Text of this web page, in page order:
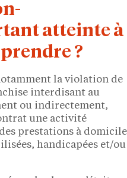
atteinte à
?
la violation de
interdisant au
ou indirectement,
une activité
prestations à domicile
handicapées et/ou